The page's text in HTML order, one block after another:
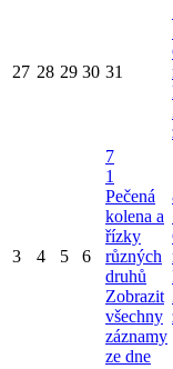
27 28 29 30 31
3 4 5 6
7
1
Pečená
kolena a
řízky
různých
druhů
Zobrazit
všechny
záznamy
ze dne